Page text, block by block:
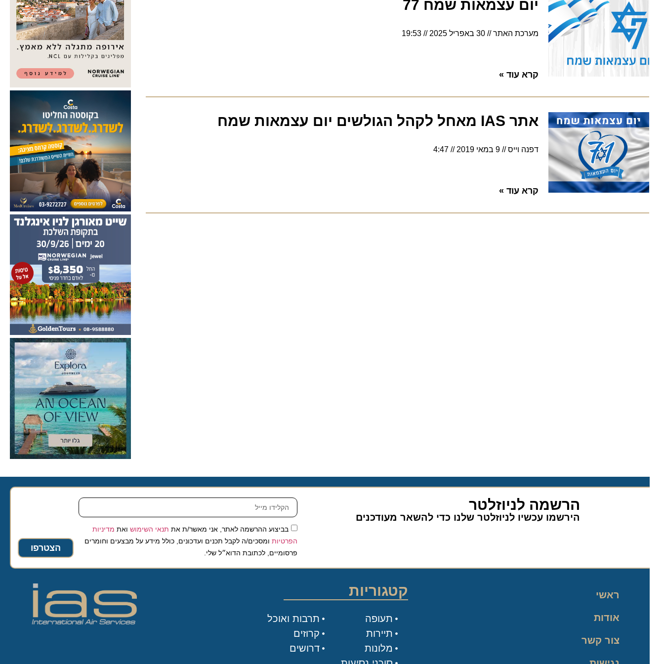
יום עצמאות שמח 77
מערכת האתר 30 באפריל 2025 19:53
קרא עוד »
אתר IAS מאחל לקהל הגולשים יום עצמאות שמח
דפנה וייס 9 במאי 2019 4:47
קרא עוד »
הרשמה לניוזלטר
הירשמו עכשיו לניוזלטר שלנו כדי להשאר מעודכנים
בביצוע ההרשמה לאתר, אני מאשר/ת אתתנאי השימושואת מדיניות
הפרטיותומסכים/ה לקבל תכנים ועדכונים, כולל מידע על מבצעים וחומרים
פרסומיים, לכתובת הדוא״ל שלי.
הצטרפו
ראשי
אודות
צור קשר
קטגוריות
תעופה
תיירות
מלונות
תרבות ואוכל
קרוזים
דרושים